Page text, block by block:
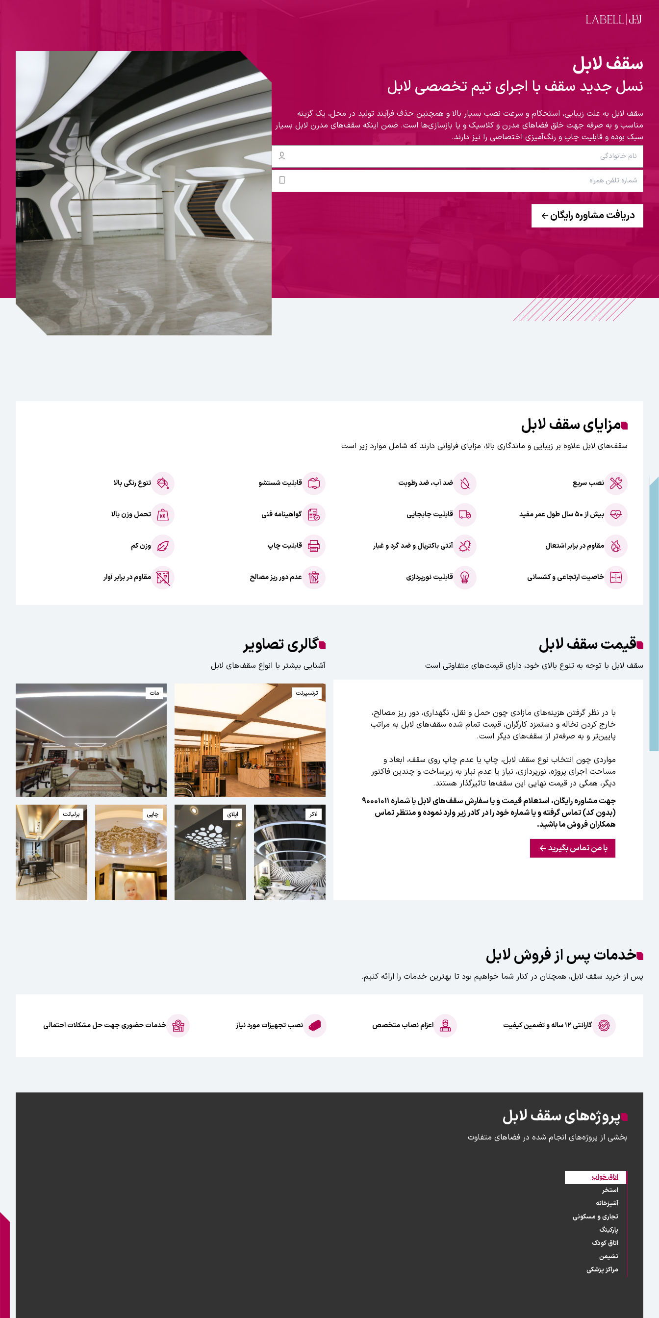
سقف لابل
نسل جدید سقف با اجرای تیم تخصصی لابل
سقف‌ لابل به علت زیبایی، استحکام و سرعت نصب بسیار بالا و همچنین حذف فرآیند تولید در محل، یک گزینه
مناسب و به صرفه جهت خلق فضا‌های مدرن و کلاسیک و یا بازسازی‌ها است. ضمن اینکه سقف‌های مدرن لابل بسیار
سبک بوده و قابلیت چاپ و رنگ‌آمیزی اختصاصی را نیز دارند.
دریافت مشاوره رایگان
مزایای سقف لابل
سقف‌های لابل علاوه بر زیبایی و ماندگاری بالا، مزایای فراوانی دارند که شامل موارد زیر است
نصب سریع ضد آب، ضد رطوبت قابلیت شستشو تنوع رنگی بالا
بیش از ۵۰ سال طول عمر مفید قابلیت جابجایی گواهینامه فنی تحمل وزن بالا
مقاوم در برابر اشتعال آنتی باکتریال و ضد گرد و غبار قابلیت چاپ وزن کم
خاصیت ارتجاعی و کشسانی قابلیت نورپردازی عدم دور ریز مصالح مقاوم در برابر آوار
قیمت سقف لابل
سقف لابل با توجه به تنوع بالای خود، دارای قیمت‌های متفاوتی است
با در نظر گرفتن هزینه‌های مازادی چون حمل و نقل، نگهداری، دور ریز مصالح،
خارج کردن نخاله و دستمزد کارگران، قیمت تمام شده سقف‌های لابل به مراتب
مواردی چون انتخاب نوع سقف لابل، چاپ یا عدم چاپ روی سقف، ابعاد و
مساحت اجرای پروژه، نورپردازی، نیاز یا عدم نیاز به زیرساخت و چندین فاکتور
دیگر، همگی در قیمت نهایی این سقف‌ها تاثیرگذار هستند.
جهت مشاوره رایگان، استعلام قیمت و یا سفارش سقف‌های لابل با شماره ۹۰۰۰۱۰۱۱
(بدون کد) تماس گرفته و یا شماره خود را در کادر زیر وارد نموده و منتظر تماس
همکاران فروش ما باشید.
با من تماس بگیرید
گالری تصاویر
آشنایی بیشتر با انواع سقف‌های لابل
ترنسپرنت مات
لاکر اپلای چاپی برلیانت
خدمات پس از فروش لابل
پس از خرید سقف لابل، همچنان در کنار شما خواهیم بود تا بهترین خدمات را ارائه کنیم.
گارانتی ۱۲ ساله و تضمین کیفیت اعزام نصاب متخصص نصب تجهیزات مورد نیاز خدمات حضوری جهت حل مشکلات احتمالی
پروژه‌های سقف لابل
بخشی از پروژه‌های انجام شده در فضاهای متفاوت
اتاق خواب
استخر
آشپزخانه
تجاری و مسکونی
پارکینگ
اتاق کودک
نشیمن
مراکز پزشکی